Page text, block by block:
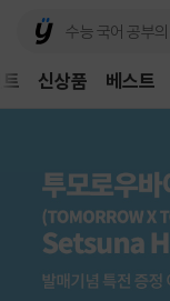
신상품 베스트